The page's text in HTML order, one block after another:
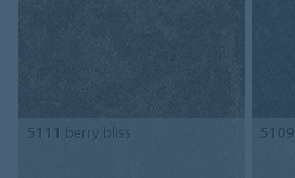
5111 berry bliss 5109